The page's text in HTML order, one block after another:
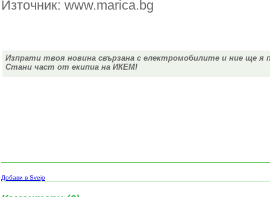
Източник: www.marica.bg
Изпрати твоя новина свързана с електромобилите и ние ще я
Стани част от екипиа на ИКЕМ!
Добави в Svejo